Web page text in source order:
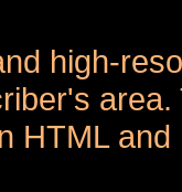
high-
HTML